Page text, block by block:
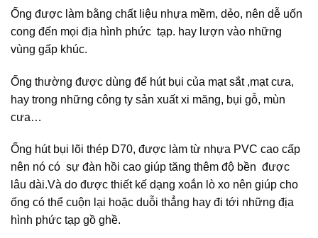
Ống được làm bằng chất liệu nhựa mềm, dẻo, nên dễ uốn
cong đến mọi địa hình phức tạp. hay lượn vào những
vùng gấp khúc.
Ống thường được dùng để hút bụi của mạt sắt ,mạt cưa,
hay trong những công ty sản xuất xi măng, bụi gỗ, mùn
cưa…
Ống hút bụi lõi thép D70, được làm từ nhựa PVC cao cấp
nên nó có sự đàn hồi cao giúp tăng thêm độ bền được
lâu dài.Và do được thiết kế dạng xoắn lò xo nên giúp cho
ống có thể cuộn lại hoặc duỗi thẳng hay đi tới những địa
hình phức tạp gồ ghề.